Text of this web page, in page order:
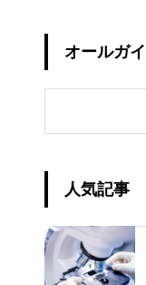
オールガ
人気記事